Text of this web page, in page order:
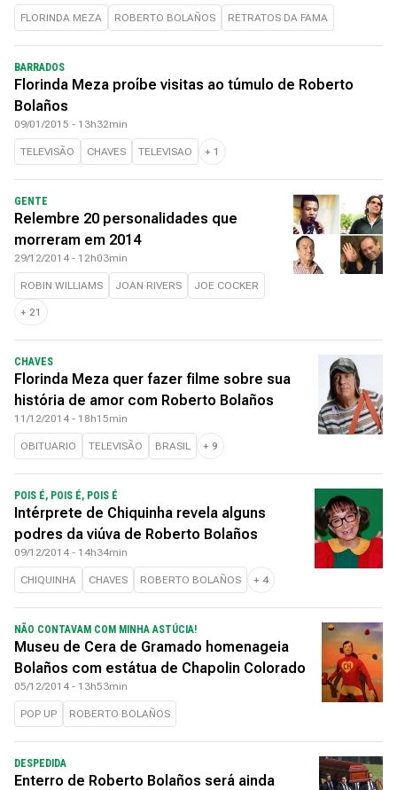
FLORINDA MEZA ROBERTO BOLAÑOS RETRATOS DA FAMA
BARRADOS
Florinda Meza proíbe visitas ao túmulo de Roberto
Bolaños
09/01/2015 - 13h32min
TELEVISÃO CHAVES TELEVISAO + 1
GENTE
Relembre 20 personalidades que
morreram em 2014
29/12/2014 - 12h03min
ROBIN WILLIAMS JOAN RIVERS JOE COCKER
+ 21
CHAVES
Florinda Meza quer fazer filme sobre sua
história de amor com Roberto Bolaños
11/12/2014 - 18h15min
OBITUARIO TELEVISÃO BRASIL + 9
POIS É, POIS É, POIS É
Intérprete de Chiquinha revela alguns
podres da viúva de Roberto Bolaños
09/12/2014 - 14h34min
CHIQUINHA CHAVES ROBERTO BOLAÑOS + 4
NÃO CONTAVAM COM MINHA ASTÚCIA!
Museu de Cera de Gramado homenageia
Bolaños com estátua de Chapolin Colorado
05/12/2014 - 13h53min
POP UP ROBERTO BOLAÑOS
DESPEDIDA
Enterro de Roberto Bolaños será ainda